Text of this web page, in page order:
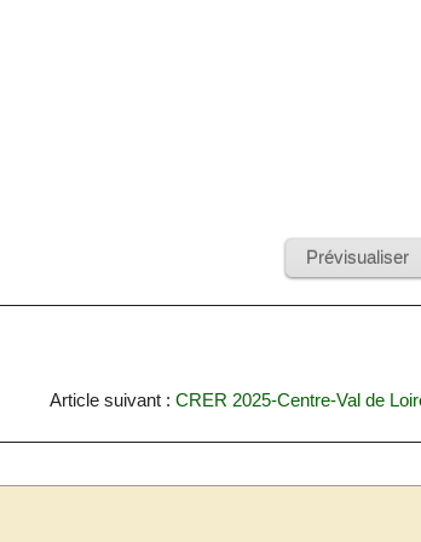
Article suivant : CRER 2025-Centre-Val de